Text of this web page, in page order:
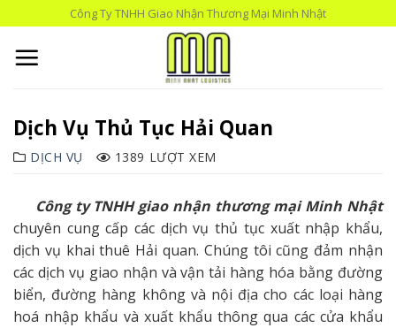
to
content
Công Ty TNHH Giao Nhận Thương Mại Minh Nhật
Dịch Vụ Thủ Tục Hải Quan
DỊCH VỤ 1389 LƯỢT XEM
Công ty TNHH giao nhận thương mại Minh Nhật
chuyên cung cấp các dịch vụ thủ tục xuất nhập khẩu,
dịch vụ khai thuê Hải quan. Chúng tôi cũng đảm nhận
các dịch vụ giao nhận và vận tải hàng hóa bằng đường
biển, đường hàng không và nội địa cho các loại hàng
hoá nhập khẩu và xuất khẩu thông qua các cửa khẩu